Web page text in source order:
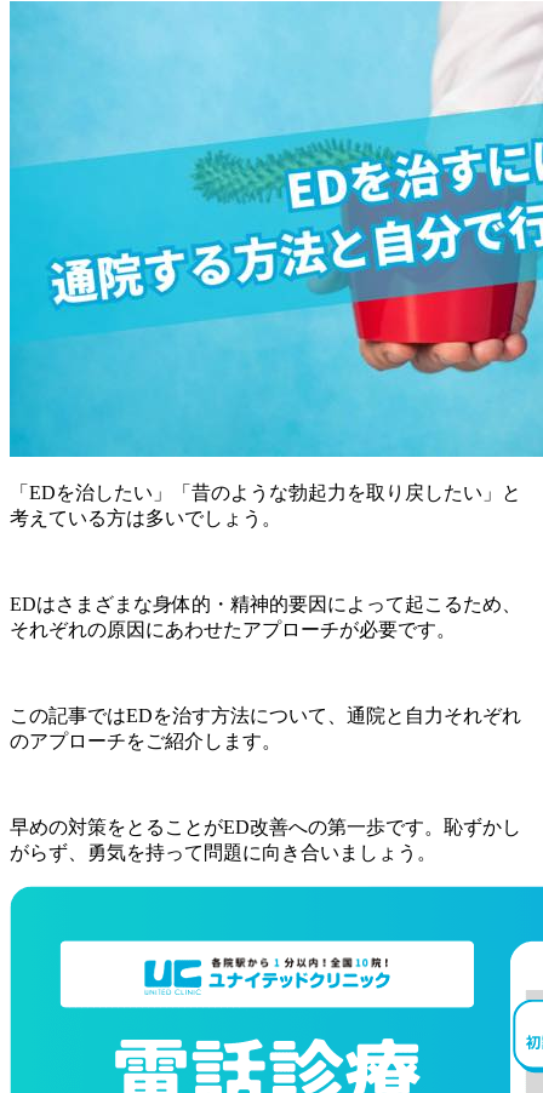
「EDを治したい」「昔のような勃起力を取り戻したい」と
考えている方は多いでしょう。
EDはさまざまな身体的・精神的要因によって起こるため、
それぞれの原因にあわせたアプローチが必要です。
この記事ではEDを治す方法について、通院と自力それぞれ
のアプローチをご紹介します。
早めの対策をとることがED改善への第一歩です。恥ずかし
がらず、勇気を持って問題に向き合いましょう。